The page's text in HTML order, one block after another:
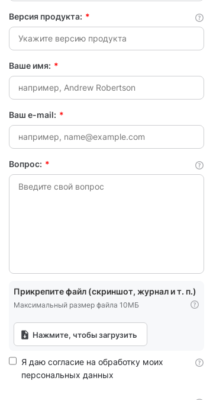
Версия продукта: *
Ваше имя: *
Ваш e-mail: *
Вопрос: *
Прикрепите файл (скриншот, журнал и т. п.)
Максимальный размер файла 10МБ
Нажмите, чтобы загрузить
Я даю согласие на обработку моих
персональных данных